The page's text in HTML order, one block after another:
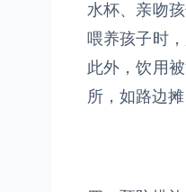
水杯、亲吻
喂养孩子时
此外，饮用
所，如路边